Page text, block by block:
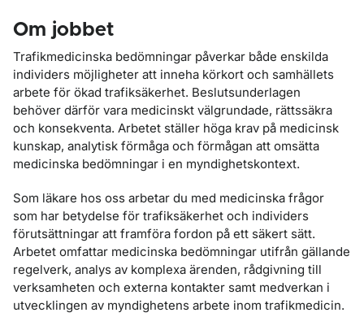
Om jobbet
Trafikmedicinska bedömningar påverkar både enskilda
individers möjligheter att inneha körkort och samhällets
arbete för ökad trafiksäkerhet. Beslutsunderlagen
behöver därför vara medicinskt välgrundade, rättssäkra
och konsekventa. Arbetet ställer höga krav på medicinsk
kunskap, analytisk förmåga och förmågan att omsätta
medicinska bedömningar i en myndighetskontext.
Som läkare hos oss arbetar du med medicinska frågor
som har betydelse för trafiksäkerhet och individers
förutsättningar att framföra fordon på ett säkert sätt.
Arbetet omfattar medicinska bedömningar utifrån gällande
regelverk, analys av komplexa ärenden, rådgivning till
verksamheten och externa kontakter samt medverkan i
utvecklingen av myndighetens arbete inom trafikmedicin.